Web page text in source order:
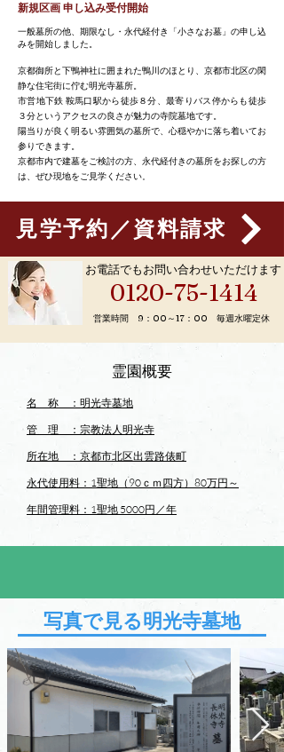
新規区画 申し込み受付開始
一般墓所の他、期限なし・永代経付き「小さなお墓」の申し込
みを開始しました。
京都御所と下鴨神社に囲まれた鴨川のほとり、京都市北区の閑
静な住宅街に佇む明光寺墓所。
市営地下鉄 鞍馬口駅から徒歩８分、最寄りバス停からも徒歩
３分というアクセスの良さが魅力の寺院墓地です。
陽当りが良く明るい雰囲気の墓所で、心穏やかに落ち着いてお
参りできます。
京都市内で建墓をご検討の方、永代経付きの墓所をお探しの方
は、ぜひ現地をご見学ください
見学予約／資料請求
お電話でもお問い合わせいただけます
0120-75-1414
営業時間 9：00～17：00 毎週水曜定休
霊園概要
名 称 ：明光寺墓地
​管 理 ：宗教法人明光寺
所在地 ：京都市北区出雲路俵町
永代使用料：1聖地（90ｃｍ四方）80万円～
年間管理料：1聖地 5000円／年
写真で見る明光寺墓地